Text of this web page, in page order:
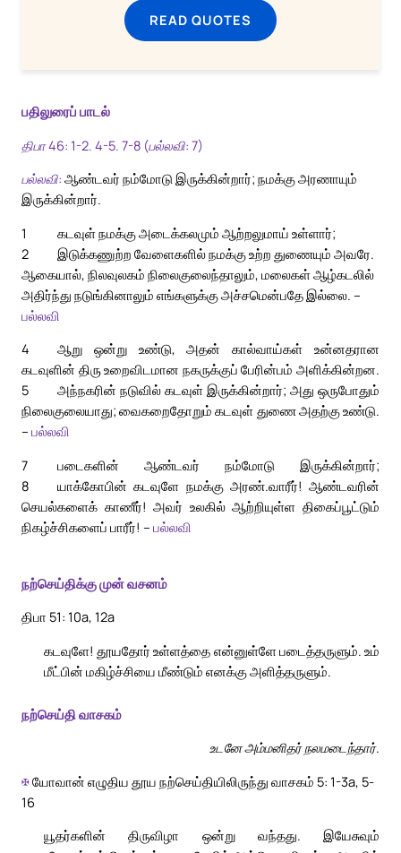
READ QUOTES
பதிலுரைப் பாடல்
திபா 46: 1-2. 4-5. 7-8 (பல்லவி: 7)
பல்லவி: ஆண்டவர் நம்மோடு இருக்கின்றார்; நமக்கு அரணாயும்
இருக்கின்றார்.
1
கடவுள் நமக்கு அடைக்கலமும் ஆற்றலுமாய் உள்ளார்;
இடுக்கணுற்ற வேளைகளில் நமக்கு உற்ற துணையும் அவரே.
2
ஆகையால், நிலவுலகம் நிலைகுலைந்தாலும், மலைகள் ஆழ்கடலில்
அதிர்ந்து நடுங்கினாலும் எங்களுக்கு அச்சமென்பதே இல்லை. –
பல்லவி
4
ஆறு ஒன்று உண்டு, அதன் கால்வாய்கள் உன்னதரான
கடவுளின் திரு உறைவிடமான நகருக்குப் பேரின்பம் அளிக்கின்றன.
5
அந்நகரின் நடுவில் கடவுள் இருக்கின்றார்; அது ஒருபோதும்
நிலைகுலையாது; வைகறைதோறும் கடவுள் துணை அதற்கு உண்டு.
– பல்லவி
7
படைகளின் ஆண்டவர் நம்மோடு இருக்கின்றார்;
யாக்கோபின் கடவுளே நமக்கு அரண்.
8
வாரீர்! ஆண்டவரின்
செயல்களைக் காணீர்! அவர் உலகில் ஆற்றியுள்ள திகைப்பூட்டும்
நிகழ்ச்சிகளைப் பாரீர்! – பல்லவி
நற்செய்திக்கு முன் வசனம்
திபா 51: 10a, 12a
கடவுளே! தூயதோர் உள்ளத்தை என்னுள்ளே படைத்தருளும். உம்
மீட்பின் மகிழ்ச்சியை மீண்டும் எனக்கு அளித்தருளும்.
நற்செய்தி வாசகம்
உடனே அம்மனிதர் நலமடைந்தார்.
✠யோவான் எழுதிய தூய நற்செய்தியிலிருந்து வாசகம் 5: 1-3a, 5-
16
யூதர்களின் திருவிழா ஒன்று வந்தது. இயேசுவும்